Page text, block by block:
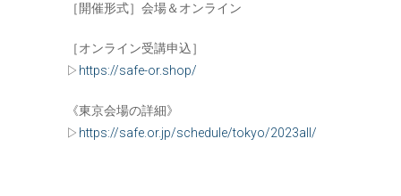
［開催形式］会場＆オンライン
［オンライン受講申込］
▷ https://safe-or.shop/
《東京会場の詳細》
▷ https://safe.or.jp/schedule/tokyo/2023all/